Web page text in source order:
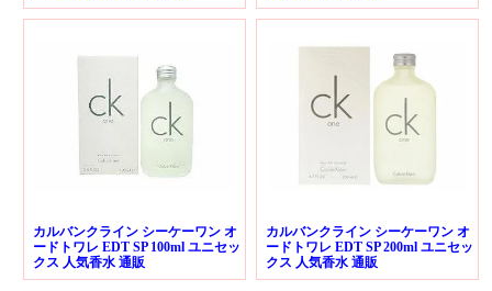
カルバンクライン シーケーワン オ
ードトワレ EDT SP 100ml ユニセッ
クス 人気香水 通販
カルバンクライン シーケーワン オ
ードトワレ EDT SP 200ml ユニセッ
クス 人気香水 通販